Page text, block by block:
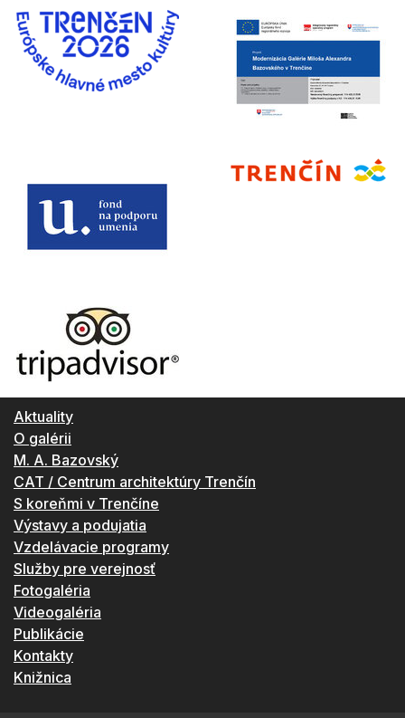
Aktuality
O galérii
M. A. Bazovský
CAT / Centrum architektúry Trenčín
S koreňmi v Trenčíne
Výstavy a podujatia
Vzdelávacie programy
Služby pre verejnosť
Fotogaléria
Videogaléria
Publikácie
Kontakty
Knižnica